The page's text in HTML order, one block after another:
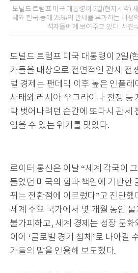
도널드 트럼프 미국 대통령이 2일(현지시각)
세와 한국 등에 25%의 관세를 부과하는 내용
석자들에게 보여주고 있다. 사진
도널드 트럼프 미국 대통령이 2일(
가들을 대상으로 전면적인 관세 전
벌 경제는 팬데믹 이후 높은 인플레
사태와 러시아-우크라이나 전쟁 등
막 벗어나려던 순간에 또다시 관세
입을 수 있는 위기를 맞았다.
로이터 통신은 이날 “세계 각국이
들였던 미국의 힘과 책임에 기반한
뀌는 전환점에 이르렀다”고 진단했
세계 주요 국가에서 몇 개월 동안
불가피하고, 세계 경제는 성장 둔화
이어 ‘글로벌 경기 침체’로 나아갈
가들의 말을 인용해 보도했다.